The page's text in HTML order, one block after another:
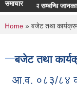
समाचार
म्याद थप सम्बन्धि जानकारी
You are
Home » बजेट तथा
बजेट तथा
आ.व. ०८३/८४